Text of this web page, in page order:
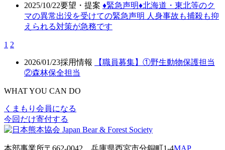
2025/10/22要望・提案 ♦️緊急声明♦️北海道・東北等のク
マの異常出没を受けての緊急声明 人身事故も捕殺も抑
えられる対策が急務です
1 2
2026/01/23採用情報
【職員募集】①野生動物保護担当
②森林保全担当
WHAT YOU CAN DO
くまもり会員になる
今回だけ寄付する
本部事業所〒662-0042 兵庫県西宮市分銅町1-4MAP